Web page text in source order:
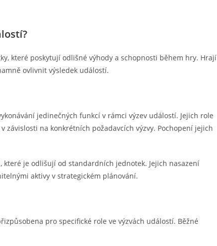
které poskytují odlišné výhody a schopnosti během hry. Hrají
ovlivnit výsledek událostí.
jedinečných funkcí v rámci výzev událostí. Jejich role
na konkrétních požadavcích výzvy. Pochopení jejich
je odlišují od standardních jednotek. Jejich nasazení
aktivy v strategickém plánování.
pro specifické role ve výzvách událostí. Běžné